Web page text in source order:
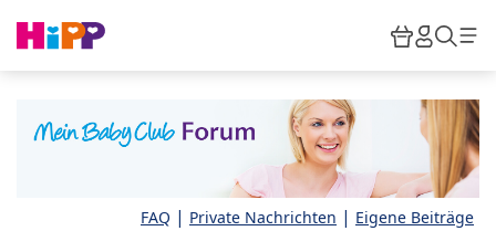
HiPP
FAQ | Private Nachrichten | Eigene Beiträge